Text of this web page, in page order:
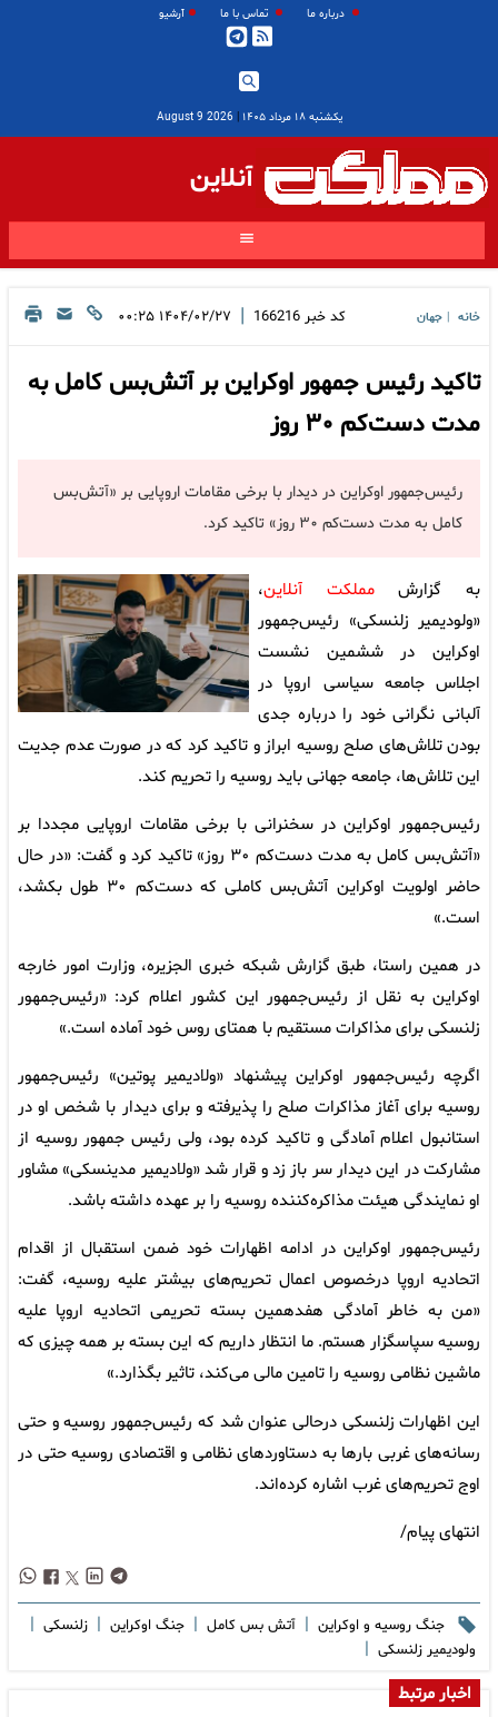
درباره ما تماس با ما آرشیو
یکشنبه ۱۸ مرداد ۱۴۰۵ |
2026 August 9
آنلاین
خانه جهان کد خبر 166216
| ۱۴۰۴/۰۲/۲۷ ۰۰:۲۵
تاکید رئیس جمهور اوکراین بر آتش‌بس کامل به
مدت دست‌کم ۳۰ روز
رئیس‌جمهور اوکراین در دیدار با برخی مقامات اروپایی بر «آتش‌بس
کامل به مدت دست‌کم ۳۰ روز» تاکید کرد.
به گزارشمملکت آنلاین،
«ولودیمیر زلنسکی» رئیس‌جمهور
اوکراین در ششمین نشست
اجلاس جامعه سیاسی اروپا در
آلبانی نگرانی خود را درباره جدی
بودن تلاش‌های صلح روسیه ابراز و تاکید کرد که در صورت عدم جدیت
این تلاش‌ها، جامعه جهانی باید روسیه را تحریم کند.
رئیس‌جمهور اوکراین در سخنرانی با برخی مقامات اروپایی مجددا بر
«آتش‌بس کامل به مدت دست‌کم ۳۰ روز» تاکید کرد و گفت: «در حال
حاضر اولویت اوکراین آتش‌بس کاملی که دست‌کم ۳۰ طول بکشد،
است.»
در همین راستا، طبق گزارش شبکه خبری الجزیره، وزارت امور خارجه
اوکراین به نقل از رئیس‌جمهور این کشور اعلام کرد: «رئیس‌جمهور
زلنسکی برای مذاکرات مستقیم با همتای روس خود آماده است.»
اگرچه رئیس‌جمهور اوکراین پیشنهاد «ولادیمیر پوتین» رئیس‌جمهور
روسیه برای آغاز مذاکرات صلح را پذیرفته و برای دیدار با شخص او در
استانبول اعلام آمادگی و تاکید کرده بود، ولی رئیس جمهور روسیه از
مشارکت در این دیدار سر باز زد و قرار شد «ولادیمیر مدینسکی» مشاور
او نمایندگی هیئت مذاکره‌کننده روسیه را بر عهده داشته باشد.
رئیس‌جمهور اوکراین در ادامه اظهارات خود ضمن استقبال از اقدام
اتحادیه اروپا درخصوص اعمال تحریم‌های بیشتر علیه روسیه، گفت:
«من به خاطر آمادگی هفدهمین بسته تحریمی اتحادیه اروپا علیه
روسیه سپاسگزار هستم. ما انتظار داریم که این بسته بر همه چیزی که
ماشین نظامی روسیه را تامین مالی می‌کند، تاثیر بگذارد.»
این اظهارات زلنسکی درحالی عنوان شد که رئیس‌جمهور روسیه و حتی
رسانه‌های غربی بارها به دستاوردهای نظامی و اقتصادی روسیه حتی در
اوج تحریم‌های غرب اشاره کرده‌اند.
انتهای پیام/
جنگ روسیه و اوکراین | آتش بس کامل | جنگ اوکراین | زلنسکی |
ولودیمیر زلنسکی |
اخبار مرتبط